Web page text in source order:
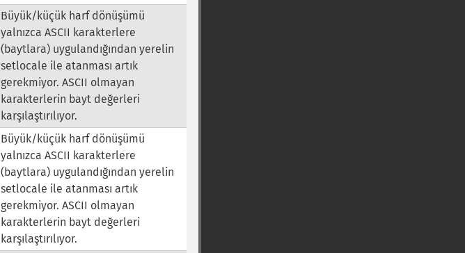
Büyük/küçük harf dönüşümü
yalnızca ASCII karakterlere
(baytlara) uygulandığından yerelin
setlocale ile atanması artık
gerekmiyor. ASCII olmayan
karakterlerin bayt değerleri
karşılaştırılıyor.
Büyük/küçük harf dönüşümü
yalnızca ASCII karakterlere
(baytlara) uygulandığından yerelin
setlocale ile atanması artık
gerekmiyor. ASCII olmayan
karakterlerin bayt değerleri
karşılaştırılıyor.